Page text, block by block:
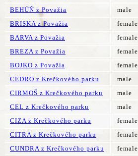
BEHÚŇ z Považia
male
BRISKA z Považia
female
BARVA z Považia
female
BREZA z Považia
female
BOJKO z Považia
female
CEDRO z Krečkového parku
male
CIRMOŠ z Krečkového parku
male
CEL z Krečkového parku
male
CIZA z Krečkového parku
female
CITRA z Krečkového parku
female
CUNDRA z Krečkového parku
female